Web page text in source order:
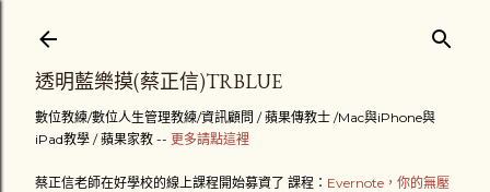
透明藍樂摸(蔡正信)TRBLUE
數位教練/數位人生管理教練/資訊顧問 / 蘋果傳教士 /Mac與iPhone與
iPad教學 / 蘋果家教 -- 更多請點這裡
蔡正信老師在好學校的線上課程開始募資了 課程： Evernote，你的無壓